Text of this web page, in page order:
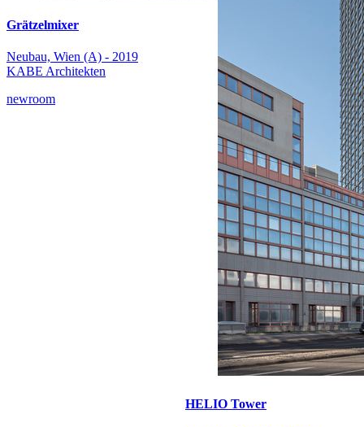
Grätzelmixer
Neubau, Wien (A) - 2019
KABE Architekten
newroom
HELIO Tower